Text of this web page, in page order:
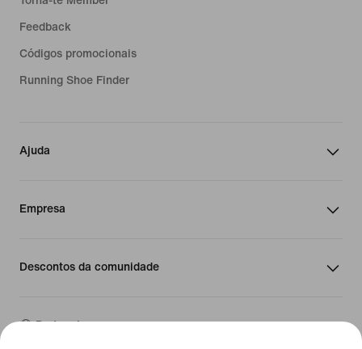
Feedback
Códigos promocionais
Running Shoe Finder
Ajuda
Empresa
Descontos da comunidade
Portugal